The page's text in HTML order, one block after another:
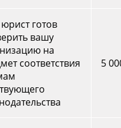
готов
вашу
на
соответствия
5